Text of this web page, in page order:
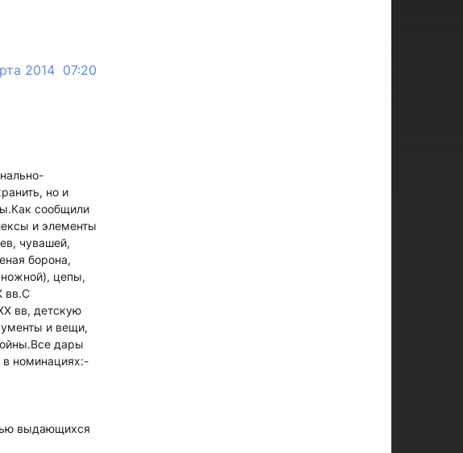
2014 07:20
но и
сообщили
и элементы
чувашей,
борона,
цепы,
вв.С
вв, детскую
и вещи,
дары
в номинациях:-
выдающихся